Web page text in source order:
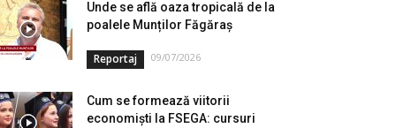
Unde se află oaza tropicală de la
poalele Munților Făgăraș
Reportaj 09/07/2026
Cum se formează viitorii
economiști la FSEGA: cursuri